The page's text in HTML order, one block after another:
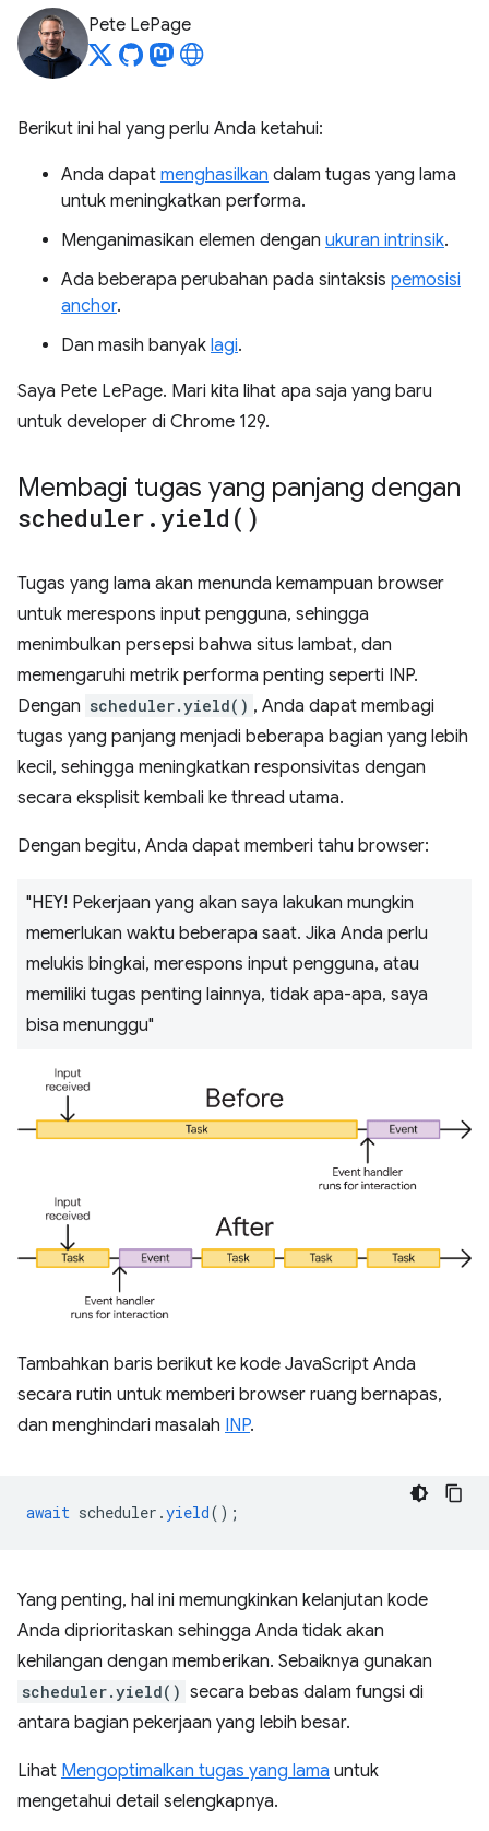
Pete LePage
Berikut ini hal yang perlu Anda ketahui:
Anda dapat menghasilkan dalam tugas yang lama
untuk meningkatkan performa.
Menganimasikan elemen dengan ukuran intrinsik.
Ada beberapa perubahan pada sintaksis pemosisi
anchor.
Dan masih banyak lagi.
Saya Pete LePage. Mari kita lihat apa saja yang baru
untuk developer di Chrome 129.
Membagi tugas yang panjang dengan
scheduler .yield( )
Tugas yang lama akan menunda kemampuan browser
untuk merespons input pengguna, sehingga
menimbulkan persepsi bahwa situs lambat, dan
memengaruhi metrik performa penting seperti INP.
Dengan scheduler.yield() , Anda dapat membagi
tugas yang panjang menjadi beberapa bagian yang lebih
kecil, sehingga meningkatkan responsivitas dengan
secara eksplisit kembali ke thread utama.
Dengan begitu, Anda dapat memberi tahu browser:
"HEY! Pekerjaan yang akan saya lakukan mungkin
memerlukan waktu beberapa saat. Jika Anda perlu
melukis bingkai, merespons input pengguna, atau
memiliki tugas penting lainnya, tidak apa-apa, saya
bisa menunggu"
Tambahkan baris berikut ke kode JavaScript Anda
secara rutin untuk memberi browser ruang bernapas,
dan menghindari masalah INP.
await scheduler .yield();
Yang penting, hal ini memungkinkan kelanjutan kode
Anda diprioritaskan sehingga Anda tidak akan
kehilangan dengan memberikan. Sebaiknya gunakan
scheduler.yield() secara bebas dalam fungsi di
antara bagian pekerjaan yang lebih besar.
Lihat Mengoptimalkan tugas yang lama untuk
mengetahui detail selengkapnya.